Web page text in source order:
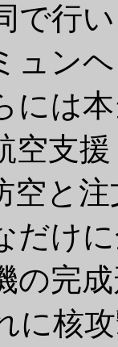
で行
ュン
には
空支
空と
だけ
の完
に核